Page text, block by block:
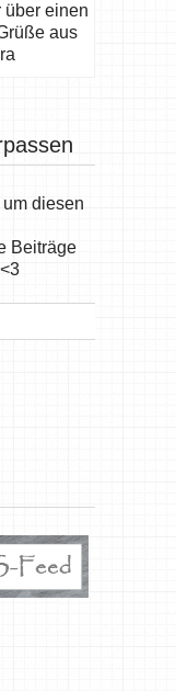
über einen
aus
diesen
Beiträge